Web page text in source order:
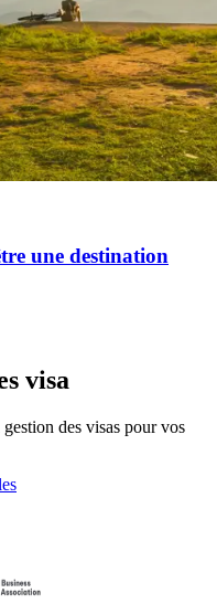
une destination
visa
des visas pour vos